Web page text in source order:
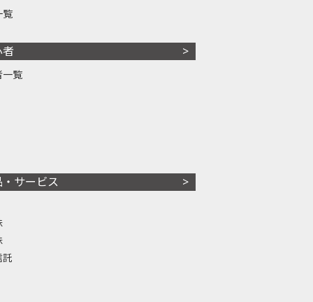
覧
一覧
サービス
託